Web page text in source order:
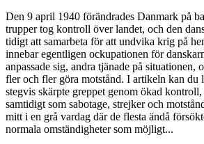
Den 9 april 1940 förändrades Danmark på
trupper tog kontroll över landet, och den
tidigt att samarbeta för att undvika krig på
innebar egentligen ockupationen för
anpassade sig, andra tjänade på situationen,
fler och fler göra motstånd. I artikeln kan du
stegvis skärpte greppet genom ökad
samtidigt som sabotage, strejker och
mitt i en grå vardag där de flesta ändå
normala omständigheter som möjligt...